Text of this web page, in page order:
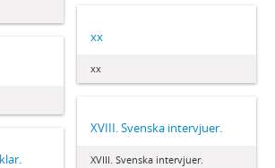
xx
xx
XVIII. Svenska intervjuer.
XVIII. Svenska intervjuer.